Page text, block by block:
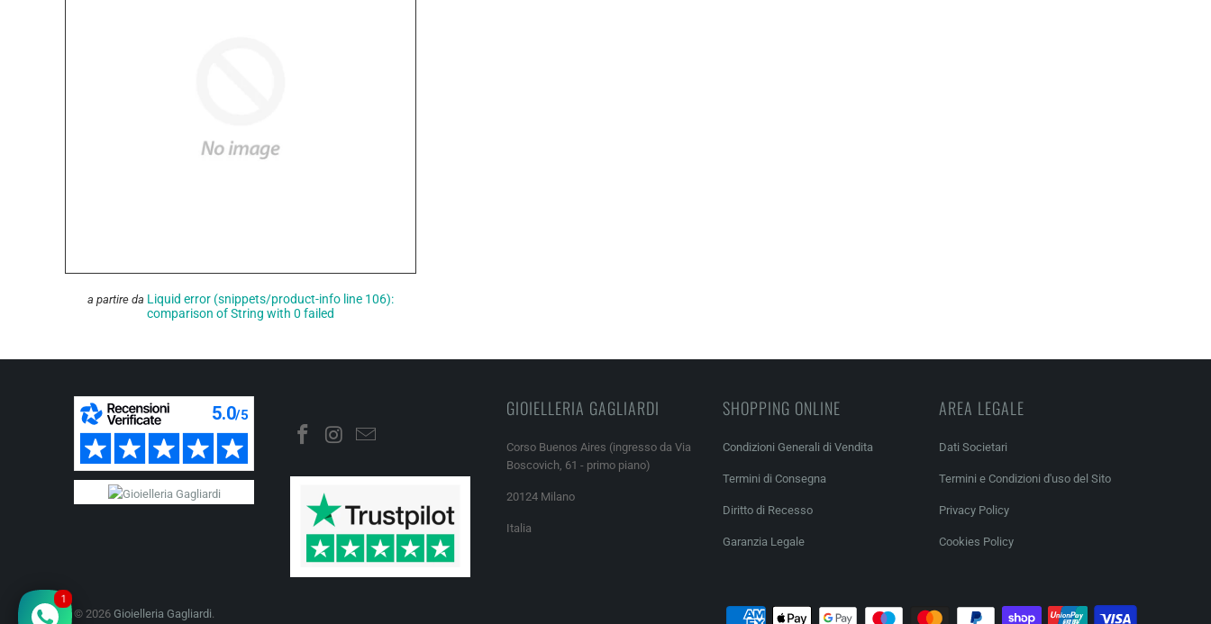
a partire da Liquid error (snippets/product-info line 106):
comparison of String with 0 failed
GIOIELLERIA GAGLIARDI
Corso Buenos Aires (ingresso da Via
Boscovich, 61 - primo piano)
20124 Milano
Italia
SHOPPING ONLINE
Condizioni Generali di Vendita
Termini di Consegna
Diritto di Recesso
Garanzia Legale
AREA LEGALE
Dati Societari
Termini e Condizioni d'uso del Sito
Privacy Policy
Cookies Policy
© 2026 Gioielleria Gagliardi
1